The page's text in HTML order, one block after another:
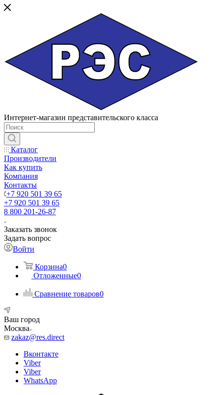
Интернет-магазин представительского класса
Каталог
Производители
Как купить
Компания
Контакты
+7 920 501 39 65
+7 920 501 39 65
8 800 201-26-87
Заказать звонок
Задать вопрос
Войти
Корзина0
Отложенные0
Сравнение товаров0
Ваш город
Москва
zakaz@res.direct
Вконтакте
Viber
Viber
WhatsApp